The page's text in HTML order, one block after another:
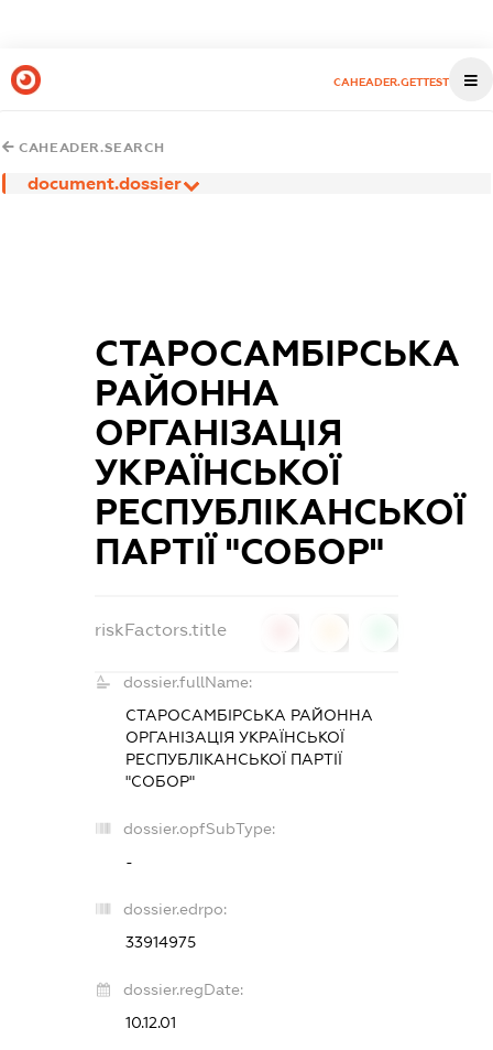
CAHEADER.GETTEST
CAHEADER.SEARCH
document.dossier
СТАРОСАМБІРСЬКА
РАЙОННА
ОРГАНІЗАЦІЯ
УКРАЇНСЬКОЇ
РЕСПУБЛІКАНСЬКОЇ
ПАРТІЇ "СОБОР"
riskFactors.title
dossier.fullName:
СТАРОСАМБІРСЬКА РАЙОННА
ОРГАНІЗАЦІЯ УКРАЇНСЬКОЇ
РЕСПУБЛІКАНСЬКОЇ ПАРТІЇ
"СОБОР"
dossier.opfSubType:
-
dossier.edrpo:
33914975
dossier.regDate:
10.12.01